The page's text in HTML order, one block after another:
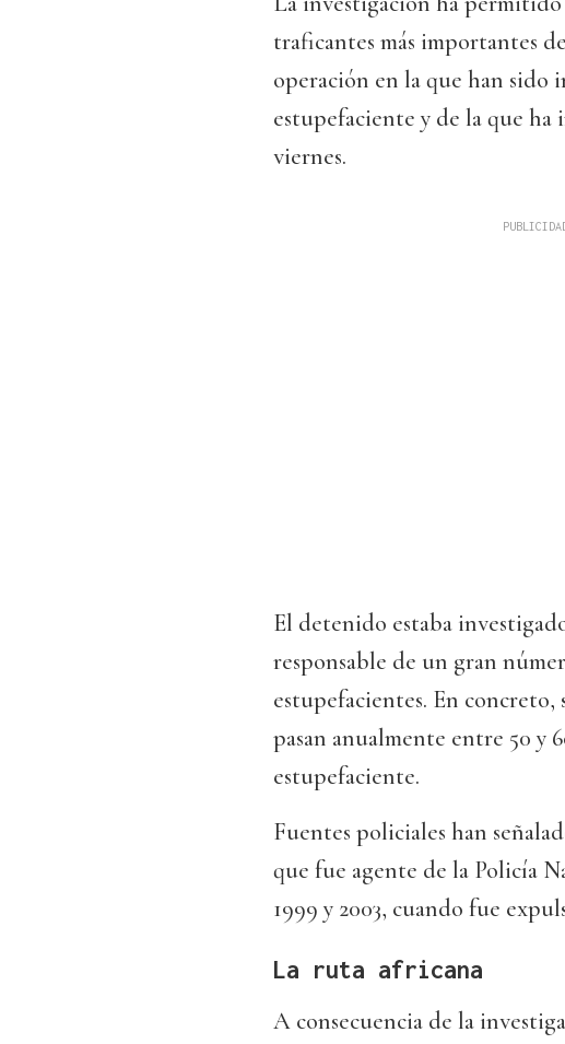
traficantes más importantes
operación en la que han sido
estupefaciente y de la que
viernes.
El detenido estaba
responsable de un gran
estupefacientes. En concreto,
pasan anualmente entre 50 y
estupefaciente.
Fuentes policiales han
que fue agente de la Policía
1999 y 2003, cuando fue
La ruta africana
A consecuencia de la